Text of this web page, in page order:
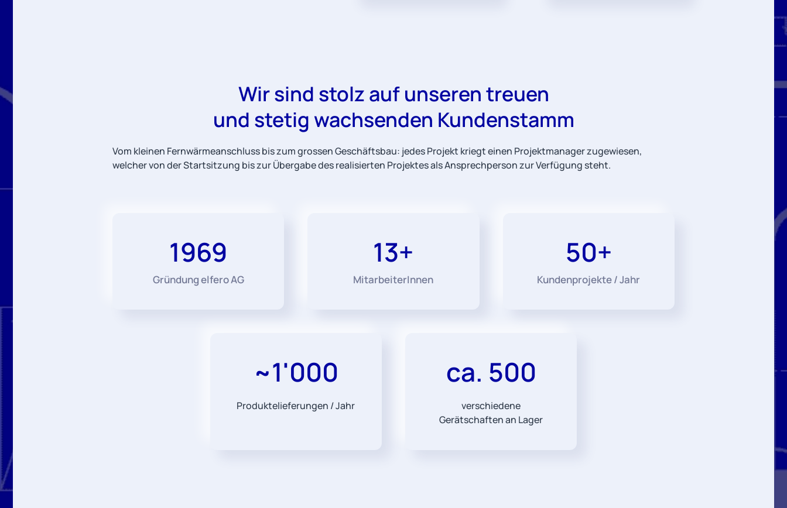
Wir sind stolz auf unseren treuen
und stetig wachsenden Kundenstamm
Vom kleinen Fernwärmeanschluss bis zum grossen Geschäftsbau: jedes Projekt kriegt einen Projektmanager zugewiesen,
welcher von der Startsitzung bis zur Übergabe des realisierten Projektes als Ansprechperson zur Verfügung steht.
1969
Gründung elfero AG
13+
MitarbeiterInnen
50+
Kundenprojekte / Jahr
~1'000
Produktelieferungen / Jahr
ca. 500
verschiedene
Gerätschaften an Lager